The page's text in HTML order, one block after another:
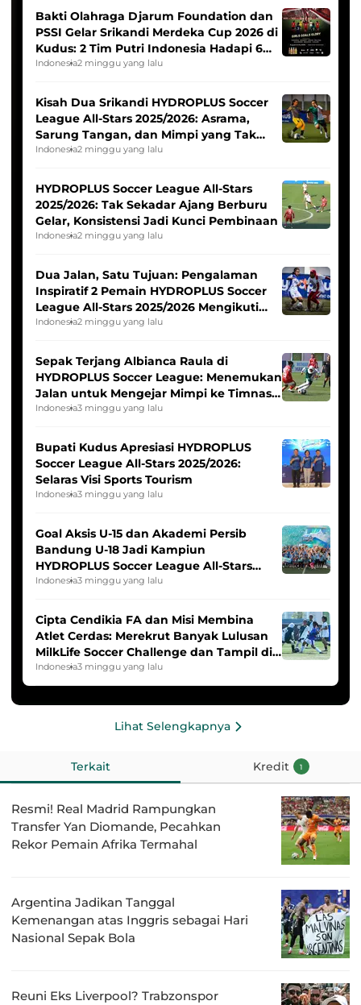
Bakti Olahraga Djarum Foundation dan
PSSI Gelar Srikandi Merdeka Cup 2026 di
Kudus: 2 Tim Putri Indonesia Hadapi 6
Tim Asia
Indonesia2 minggu yang lalu
Kisah Dua Srikandi HYDROPLUS Soccer
League All-Stars 2025/2026: Asrama,
Sarung Tangan, dan Mimpi yang Tak
Pernah Padam
Indonesia2 minggu yang lalu
HYDROPLUS Soccer League All-Stars
2025/2026: Tak Sekadar Ajang Berburu
Gelar, Konsistensi Jadi Kunci Pembinaan
Indonesia2 minggu yang lalu
Dua Jalan, Satu Tujuan: Pengalaman
Inspiratif 2 Pemain HYDROPLUS Soccer
League All-Stars 2025/2026 Mengikuti
Seleksi Timnas Indonesia Putri
Indonesia2 minggu yang lalu
Sepak Terjang Albianca Raula di
HYDROPLUS Soccer League: Menemukan
Jalan untuk Mengejar Mimpi ke Timnas
Indonesia Putri
Indonesia3 minggu yang lalu
Bupati Kudus Apresiasi HYDROPLUS
Soccer League All-Stars 2025/2026:
Selaras Visi Sports Tourism
Indonesia3 minggu yang lalu
Goal Aksis U-15 dan Akademi Persib
Bandung U-18 Jadi Kampiun
HYDROPLUS Soccer League All-Stars
2025/2026
Indonesia3 minggu yang lalu
Cipta Cendikia FA dan Misi Membina
Atlet Cerdas: Merekrut Banyak Lulusan
MilkLife Soccer Challenge dan Tampil di
HYDROPLUS Soccer League
Indonesia3 minggu yang lalu
Lihat Selengkapnya
Terkait Kredit 1
Resmi! Real Madrid Rampungkan
Transfer Yan Diomande, Pecahkan
Rekor Pemain Afrika Termahal
Argentina Jadikan Tanggal
Kemenangan atas Inggris sebagai Hari
Nasional Sepak Bola
Reuni Eks Liverpool? Trabzonspor